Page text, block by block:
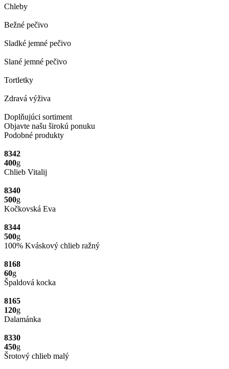
Chleby
Bežné pečivo
Sladké jemné pečivo
Slané jemné pečivo
Tortletky
Zdravá výživa
Doplňujúci sortiment
Objavte našu širokú ponuku
Podobné produkty
8342
400g
Chlieb Vitalij
8340
500g
Kočkovská Eva
8344
500g
100% Kváskový chlieb ražný
8168
60g
Špaldová kocka
8165
120g
Dalamánka
8330
450g
Šrotový chlieb malý